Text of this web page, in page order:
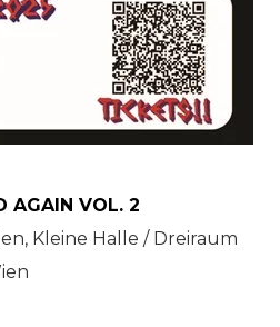
AGAIN VOL. 2
Kleine Halle / Dreiraum